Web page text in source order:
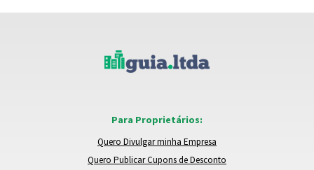
Para Proprietários:
Quero Divulgar minha Empresa
Quero Publicar Cupons de Desconto